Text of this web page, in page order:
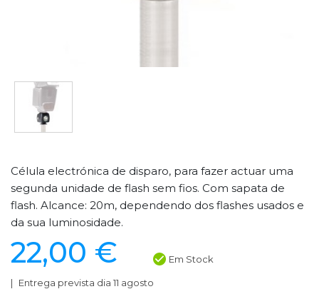
Célula electrónica de disparo, para fazer actuar uma
segunda unidade de flash sem fios. Com sapata de
flash. Alcance: 20m, dependendo dos flashes usados e
da sua luminosidade.
22,00 € Em Stock
Entrega prevista dia 11 agosto